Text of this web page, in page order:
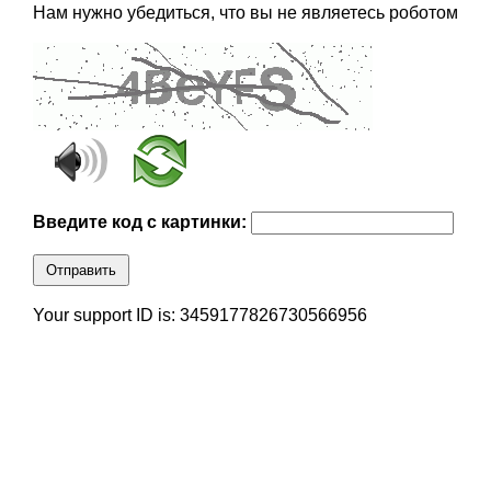
Нам нужно убедиться, что вы не являетесь роботом
Введите код с картинки:
Отправить
Your support ID is: 3459177826730566956